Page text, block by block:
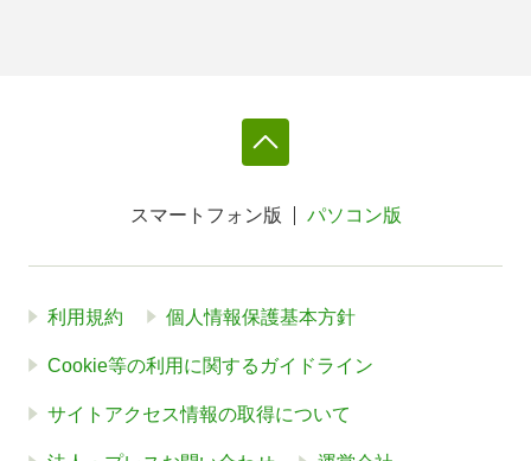
スマートフォン版 パソコン版
利用規約 個人情報保護基本方針
Cookie等の利用に関するガイドライン
サイトアクセス情報の取得について